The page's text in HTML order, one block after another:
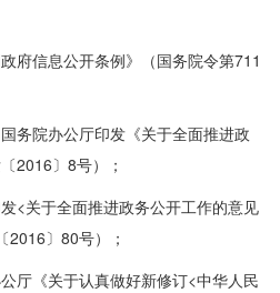
信息公开条例》（国务院令第711
院办公厅印发《关于全面推进政
2016〕8号）；
关于全面推进政务公开工作的意见
2016〕80号）；
《关于认真做好新修订<中华人民